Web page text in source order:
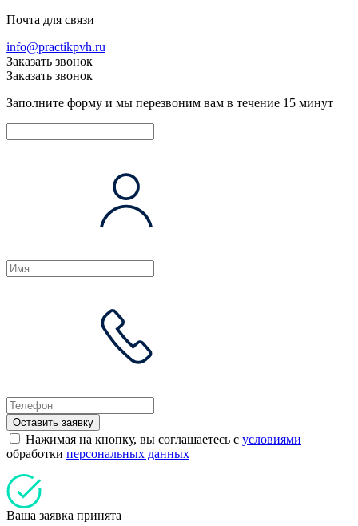
Почта для связи
info@practikpvh.ru
Заказать звонок
Заказать звонок
Заполните форму и мы перезвоним вам в течение 15 минут
Оставить заявку
Нажимая на кнопку, вы соглашаетесь с условиями
обработки персональных данных
Ваша заявка принята